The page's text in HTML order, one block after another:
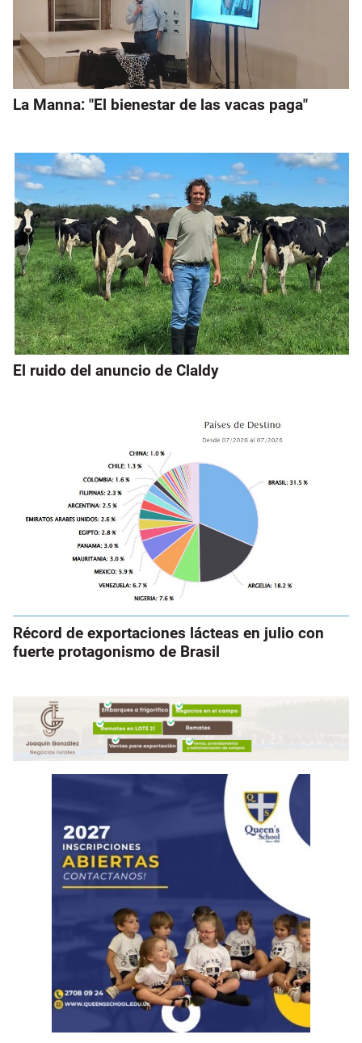
La Manna: "El bienestar de las vacas paga"
El ruido del anuncio de Claldy
Récord de exportaciones lácteas en julio con
fuerte protagonismo de Brasil